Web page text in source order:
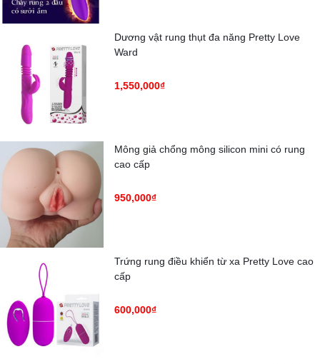
Dương vật rung thụt đa năng Pretty Love
Ward
1,550,000₫
Mông giả chổng mông silicon mini có rung
cao cấp
950,000₫
Trứng rung điều khiển từ xa Pretty Love cao
cấp
600,000₫